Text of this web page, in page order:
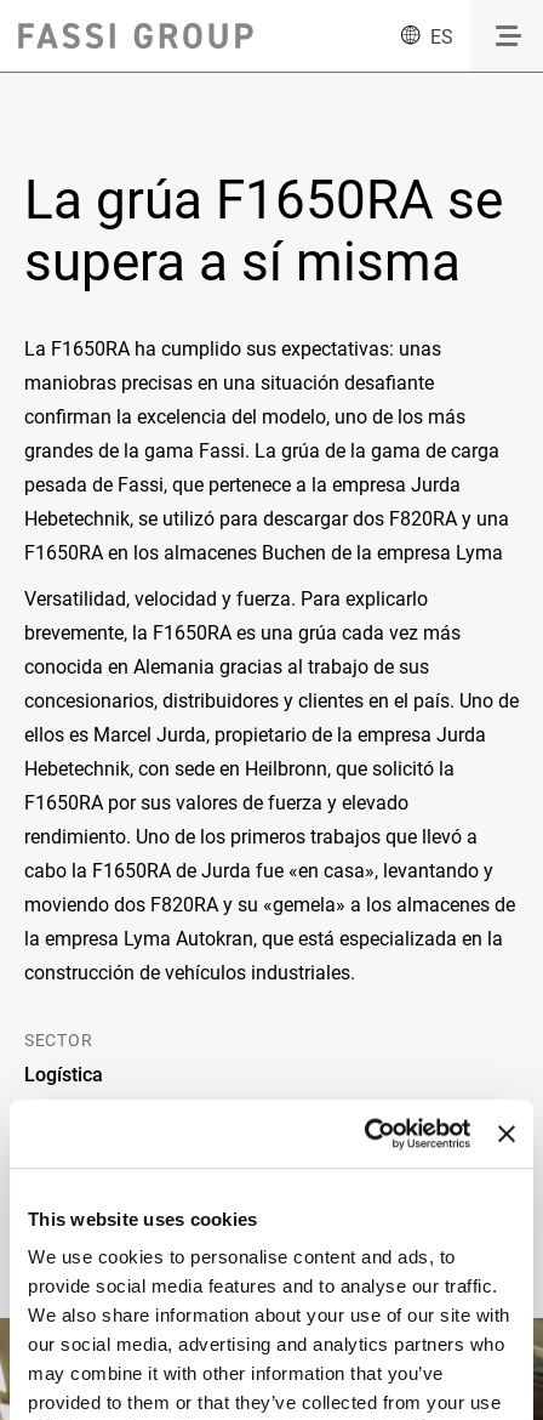
This website uses cookies
We use cookies to personalise content and ads, to
provide social media features and to analyse our traffic.
We also share information about your use of our site with
our social media, advertising and analytics partners who
may combine it with other information that you’ve
provided to them or that they’ve collected from your use
ES
La grúa F1650RA se
supera a sí misma
La F1650RA ha cumplido sus expectativas: unas
maniobras precisas en una situación desafiante
confirman la excelencia del modelo, uno de los más
grandes de la gama Fassi. La grúa de la gama de carga
pesada de Fassi, que pertenece a la empresa Jurda
Hebetechnik, se utilizó para descargar dos F820RA y una
F1650RA en los almacenes Buchen de la empresa Lyma
Versatilidad, velocidad y fuerza. Para explicarlo
brevemente, la F1650RA es una grúa cada vez más
conocida en Alemania gracias al trabajo de sus
concesionarios, distribuidores y clientes en el país. Uno de
ellos es Marcel Jurda, propietario de la empresa Jurda
Hebetechnik, con sede en Heilbronn, que solicitó la
F1650RA por sus valores de fuerza y elevado
rendimiento. Uno de los primeros trabajos que llevó a
cabo la F1650RA de Jurda fue «en casa», levantando y
moviendo dos F820RA y su «gemela» a los almacenes de
la empresa Lyma Autokran, que está especializada en la
construcción de vehículos industriales.
SECTOR
Logística